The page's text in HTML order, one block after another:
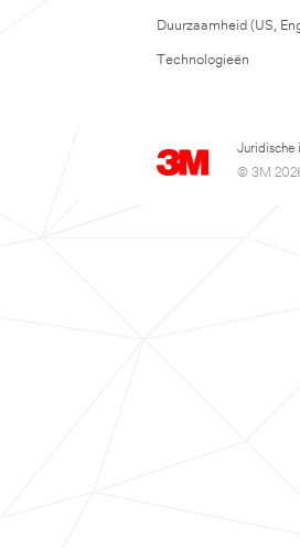
Duurzaamheid (US,
Technologieën
Juridische
© 3M